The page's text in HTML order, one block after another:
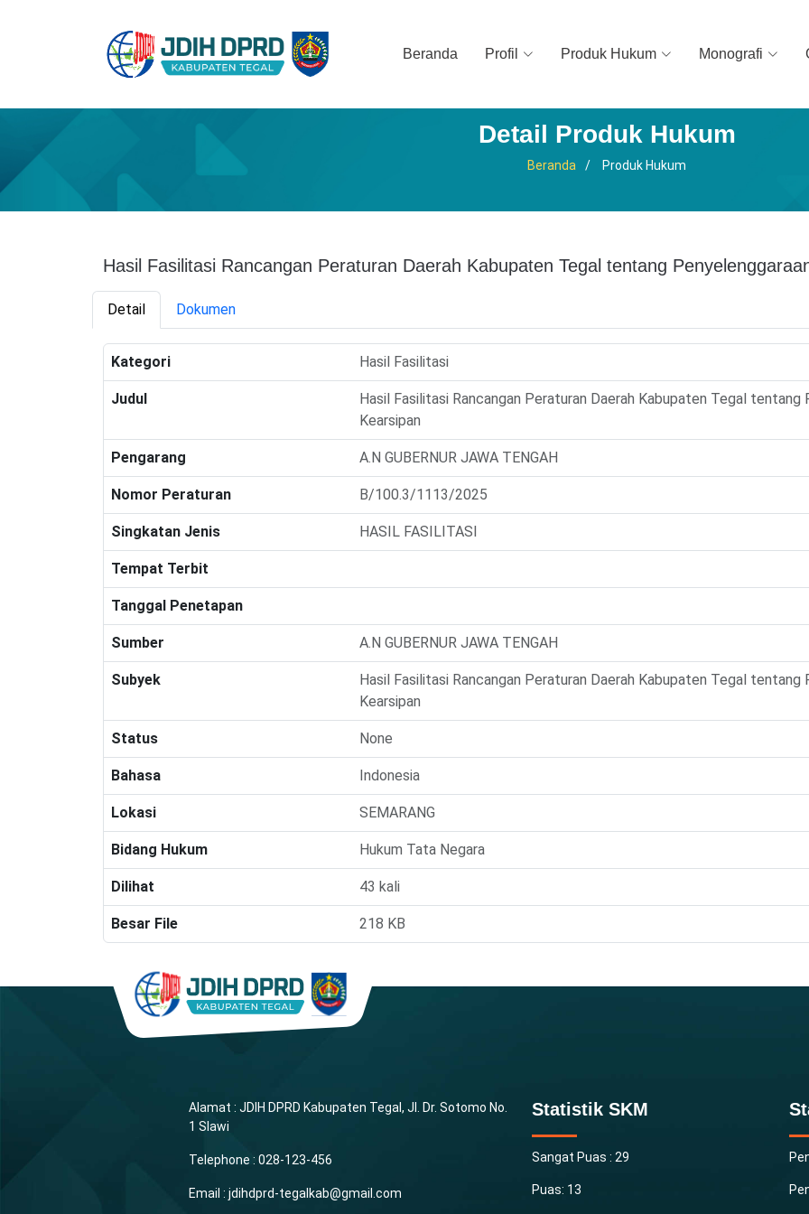
Beranda Profil Produk Hukum Monografi
Detail Produk Hukum
Beranda Produk Hukum
Hasil Fasilitasi Rancangan Peraturan Daerah Kabupaten Tegal tentang
Detail Dokumen
Kategori Hasil Fasilitasi
Judul
Hasil Fasilitasi Rancangan Peraturan Daerah Kabupaten Tegal tentang
Kearsipan
Pengarang A.N GUBERNUR JAWA TENGAH
Nomor Peraturan B/100.3/1113/2025
Singkatan Jenis HASIL FASILITASI
Tempat Terbit
Tanggal Penetapan
Sumber A.N GUBERNUR JAWA TENGAH
Subyek
Hasil Fasilitasi Rancangan Peraturan Daerah Kabupaten Tegal tentang
Kearsipan
Status None
Bahasa Indonesia
Lokasi SEMARANG
Bidang Hukum Hukum Tata Negara
Dilihat 43 kali
Besar File 218 KB
Alamat : JDIH DPRD Kabupaten Tegal, Jl. Dr. Sotomo No.
1 Slawi
Telephone : 028-123-456
Email : jdihdprd-tegalkab@gmail.com
Statistik SKM
Sangat Puas : 29
Puas: 13